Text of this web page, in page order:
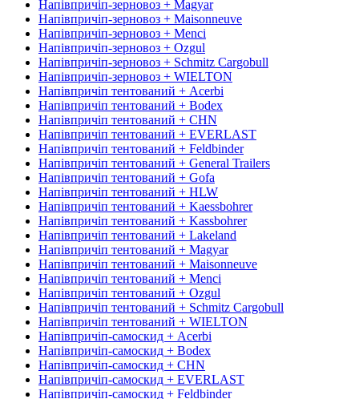
Напівпричіп-зерновоз + Magyar
Напівпричіп-зерновоз + Maisonneuve
Напівпричіп-зерновоз + Menci
Напівпричіп-зерновоз + Ozgul
Напівпричіп-зерновоз + Schmitz Cargobull
Напівпричіп-зерновоз + WIELTON
Напівпричіп тентований + Acerbi
Напівпричіп тентований + Bodex
Напівпричіп тентований + CHN
Напівпричіп тентований + EVERLAST
Напівпричіп тентований + Feldbinder
Напівпричіп тентований + General Trailers
Напівпричіп тентований + Gofa
Напівпричіп тентований + HLW
Напівпричіп тентований + Kaessbohrer
Напівпричіп тентований + Kassbohrer
Напівпричіп тентований + Lakeland
Напівпричіп тентований + Magyar
Напівпричіп тентований + Maisonneuve
Напівпричіп тентований + Menci
Напівпричіп тентований + Ozgul
Напівпричіп тентований + Schmitz Cargobull
Напівпричіп тентований + WIELTON
Напівпричіп-самоскид + Acerbi
Напівпричіп-самоскид + Bodex
Напівпричіп-самоскид + CHN
Напівпричіп-самоскид + EVERLAST
Напівпричіп-самоскид + Feldbinder